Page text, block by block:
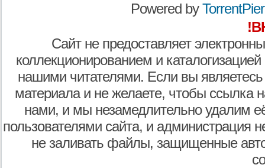
Powered by
Сайт не предоставляет
коллекционированием и
нашими читателями. Если вы являетесь
материала и не желаете, чтобы ссылка
нами, и мы незамедлительно удалим
пользователями сайта, и администрация
не заливать файлы, защищенные